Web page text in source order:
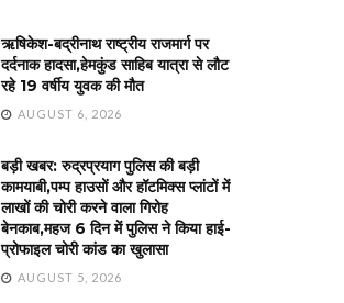
ऋषिकेश-बद्रीनाथ राष्ट्रीय राजमार्ग पर
दर्दनाक हादसा,हेमकुंड साहिब यात्रा से लौट
रहे 19 वर्षीय युवक की मौत
AUGUST 6, 2026
बड़ी खबर: रुद्रप्रयाग पुलिस की बड़ी
कामयाबी,पम्प हाउसों और हॉटमिक्स प्लांटों में
लाखों की चोरी करने वाला गिरोह
बेनकाब,महज 6 दिन में पुलिस ने किया हाई-
प्रोफाइल चोरी कांड का खुलासा
AUGUST 5, 2026